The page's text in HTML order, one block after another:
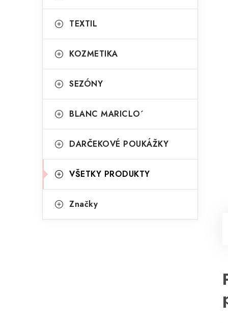
TEXTIL
KOZMETIKA
SEZÓNY
BLANC MARICLO´
DARČEKOVÉ POUKÁŽKY
VŠETKY PRODUKTY
Značky